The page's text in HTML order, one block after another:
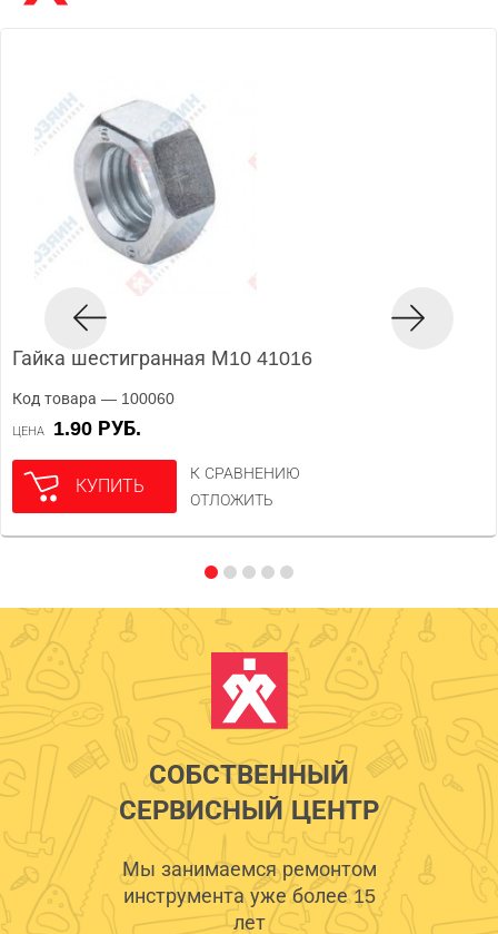
Гайка шестигранная М10 41016
Код товара — 100060
ЦЕНА 1.90 РУБ.
КУПИТЬ
К СРАВНЕНИЮ
ОТЛОЖИТЬ
СОБСТВЕННЫЙ
СЕРВИСНЫЙ ЦЕНТР
Мы занимаемся ремонтом
инструмента уже более 15
лет